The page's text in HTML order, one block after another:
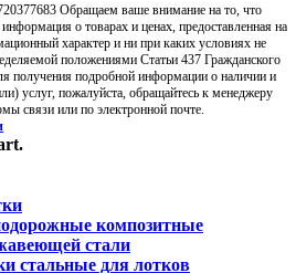
Обращаем ваше внимание на то, что
о товарах и ценах, предоставленная на
характер и ни при каких условиях не
положениями Статьи 437 Гражданского
получения подробной информации о наличии и
услуг, пожалуйста, обращайтесь к менеджеру
связи или по электронной почте.
композитные
стали
стальные для лотков